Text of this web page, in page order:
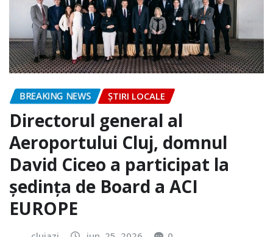
BREAKING NEWS ȘTIRI LOCALE
Directorul general al
Aeroportului Cluj, domnul
David Ciceo a participat la
ședința de Board a ACI
EUROPE